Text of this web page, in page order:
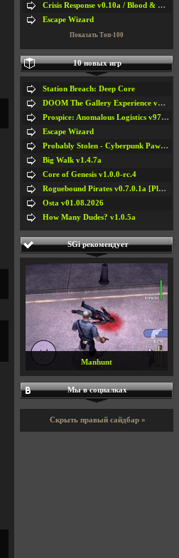
Crisis Response v0.10a / Blood & Bullet
Escape Wizard
Показать Топ-100
10 новых игр
Station Breach: Deep Core
DOOM The Gallery Experience v1.4.2
Prospice: Anomalous Logistics v97 [Playtest]
Escape Wizard
Probably Stolen - Cyberpunk Pawnshop Simulator v048c [Playtest]
Big Walk v1.4.7a
Core of Genesis v1.0.0-rc.4
Roguebound Pirates v0.7.0.1a [Playtest]
Osta v01.08.2026
How Many Dudes? v1.0.5a
SGi рекомендует
Manhunt
Мы в социалках
Скрыть правый сайдбар »